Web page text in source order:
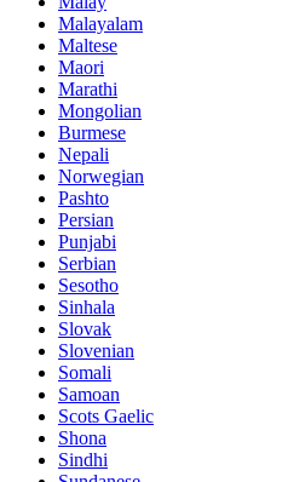
Malayalam
Maltese
Maori
Marathi
Mongolian
Burmese
Nepali
Norwegian
Pashto
Persian
Punjabi
Serbian
Sesotho
Sinhala
Slovak
Slovenian
Somali
Samoan
Scots Gaelic
Shona
Sindhi